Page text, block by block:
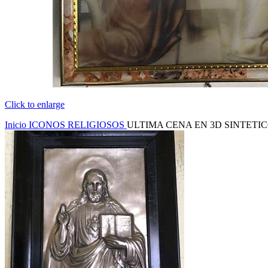
Click to enlarge
Inicio ICONOS RELIGIOSOS ULTIMA CENA EN 3D